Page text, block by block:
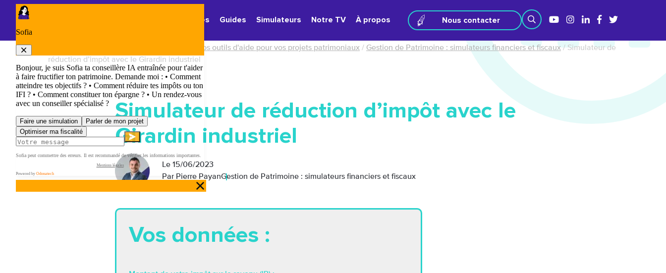
Panneau de gestion des cookies
Thématiques Guides Simulateurs Notre TV À propos Nous contacter
Simulateurs, guides, vidéo, F.A.Q nos outils d'aide pour vos projets patrimoniaux / Gestion de Patrimoine : simulateurs financiers et fiscaux/Simulateur de
réduction d’impôt avec le Girardin industriel
Simulateur de réduction d’impôt avec le
Girardin industriel
Le 15/06/2023
Par Pierre PayanGestion de Patrimoine : simulateurs financiers et fiscaux
Vos données :